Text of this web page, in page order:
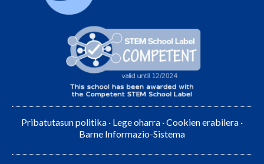
Pribatutasun politika · Lege oharra ·Cookien erabilera ·
Barne Informazio-Sistema